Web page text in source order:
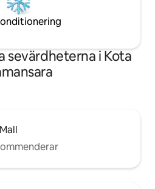
sevärdheterna i Kota